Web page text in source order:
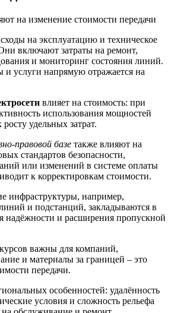
на эксплуатацию и техническое
включают затраты на ремонт,
и мониторинг состояния линий.
и услуги напрямую отражается на
влияет на стоимость: при
использования мощностей
удельных затрат.
правовой базе также влияют на
стандартов безопасности,
или изменений в системе оплаты
к корректировкам стоимости.
инфраструктуры, например,
и подстанций, закладываются в
надёжности и расширения пропускной
важны для компаний,
и материалы за границей – это
передачи.
особенностей: удалённость
условия и сложность рельефа